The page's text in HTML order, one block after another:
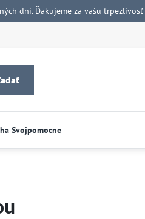
dní. Ďakujeme za vašu
Svojpomocne